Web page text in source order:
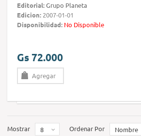
Editorial:Grupo Planeta
Edicion: 2007-01-01
Disponibilidad: No Disponible
Gs 72.000
Agregar
Mostrar 8 Ordenar Por Nombre